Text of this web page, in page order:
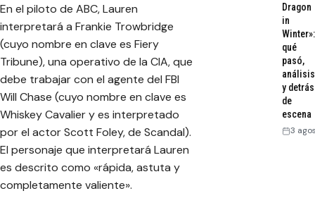
En el piloto de ABC, Lauren
interpretará a Frankie Trowbridge
(cuyo nombre en clave es Fiery
Tribune), una operativo de la CIA, que
debe trabajar con el agente del FBI
Will Chase (cuyo nombre en clave es
Whiskey Cavalier y es interpretado
por el actor Scott Foley, de Scandal).
El personaje que interpretará Lauren
es descrito como «rápida, astuta y
completamente valiente».
Dragon
in
Winter»:
qué
pasó,
análisis
y detrás
de
escena
3